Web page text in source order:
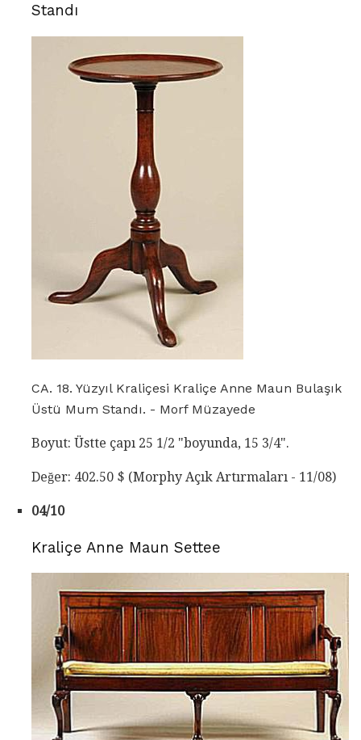
Standı
CA. 18. Yüzyıl Kraliçesi Kraliçe Anne Maun Bulaşık
Üstü Mum Standı. - Morf Müzayede
Boyut: Üstte çapı 25 1/2 "boyunda, 15 3/4".
Değer: 402.50 $ (Morphy Açık Artırmaları - 11/08)
04/10
Kraliçe Anne Maun Settee